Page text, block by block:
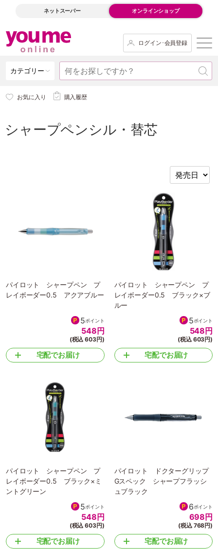
ネットスーパー オンラインショップ
ログイン･会員登録
カテゴリー
お気に入り 購入履歴
シャープペンシル・替芯
パイロット シャープペン プ
レイボーダー0.5 アクアブルー
5ポイント
548 円
(税込 603円)
宅配でお届け
パイロット シャープペン プ
レイボーダー0.5 ブラック×ブ
ルー
5ポイント
548 円
(税込 603円)
宅配でお届け
パイロット シャープペン プ
レイボーダー0.5 ブラック×ミ
ントグリーン
5ポイント
548 円
(税込 603円)
宅配でお届け
パイロット ドクターグリップ
Gスペック シャープフラッシ
ュブラック
6ポイント
698 円
(税込 768円)
宅配でお届け